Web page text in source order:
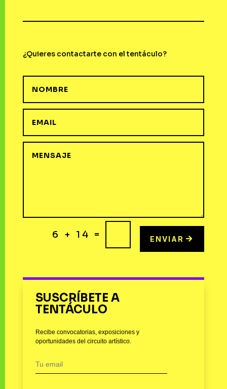
¿Quieres contactarte con el tentáculo?
6 + 14 = ENVIAR
SUSCRÍBETE A
TENTÁCULO
Recibe convocatorias, exposiciones y
oportunidades del circuito artístico.